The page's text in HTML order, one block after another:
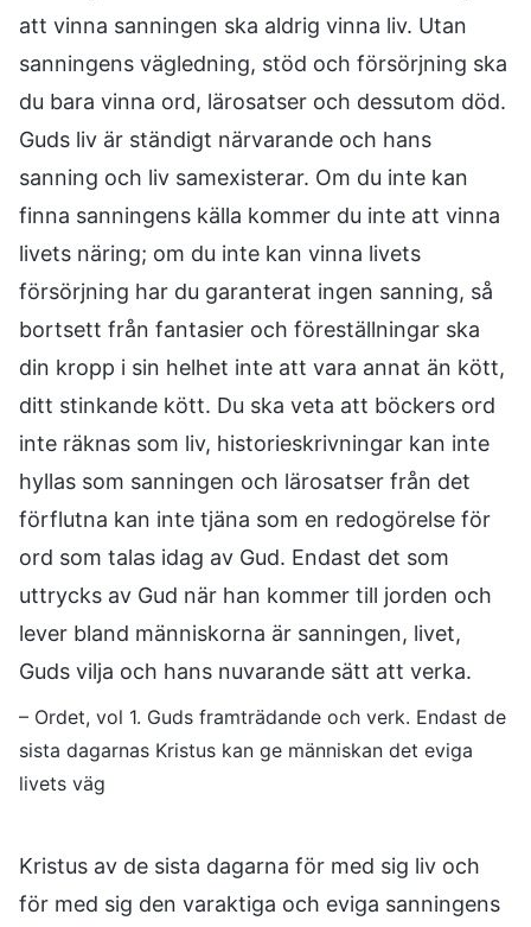
att vinna sanningen ska aldrig vinna liv. Utan
sanningens vägledning, stöd och försörjning ska
du bara vinna ord, lärosatser och dessutom död.
Guds liv är ständigt närvarande och hans
sanning och liv samexisterar. Om du inte kan
finna sanningens källa kommer du inte att vinna
livets näring; om du inte kan vinna livets
försörjning har du garanterat ingen sanning, så
bortsett från fantasier och föreställningar ska
din kropp i sin helhet inte att vara annat än kött,
ditt stinkande kött. Du ska veta att böckers ord
inte räknas som liv, historieskrivningar kan inte
hyllas som sanningen och lärosatser från det
förflutna kan inte tjäna som en redogörelse för
ord som talas idag av Gud. Endast det som
uttrycks av Gud när han kommer till jorden och
lever bland människorna är sanningen, livet,
Guds vilja och hans nuvarande sätt att verka.
– Ordet, vol 1. Guds framträdande och verk. Endast de
sista dagarnas Kristus kan ge människan det eviga
livets väg
Kristus av de sista dagarna för med sig liv och
för med sig den varaktiga och eviga sanningens